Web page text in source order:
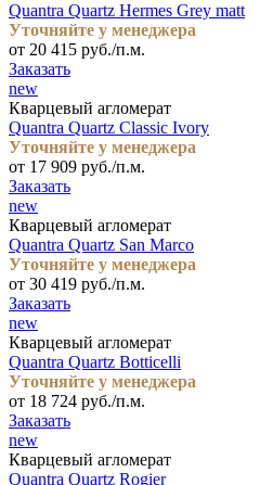
Quantra Quartz Hermes Grey matt
Уточняйте у менеджера
от 20 415 руб./п.м.
Заказать
new
Кварцевый агломерат
Quantra Quartz Classic Ivory
Уточняйте у менеджера
от 17 909 руб./п.м.
Заказать
new
Кварцевый агломерат
Quantra Quartz San Marco
Уточняйте у менеджера
от 30 419 руб./п.м.
Заказать
new
Кварцевый агломерат
Quantra Quartz Botticelli
Уточняйте у менеджера
от 18 724 руб./п.м.
Заказать
new
Кварцевый агломерат
Quantra Quartz Rogier